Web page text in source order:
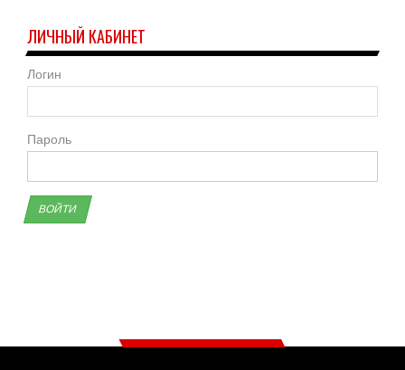
ЛИЧНЫЙ КАБИНЕТ
Логин
Пароль
ВОЙТИ